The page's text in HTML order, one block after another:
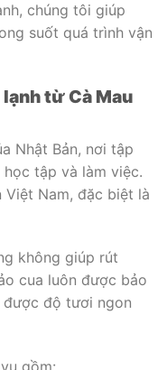
chúng tôi giúp
suốt quá trình vận
từ Cà Mau
Nhật Bản, nơi tập
tập và làm việc.
Việt Nam, đặc biệt là
không giúp rút
cua luôn được bảo
độ tươi ngon